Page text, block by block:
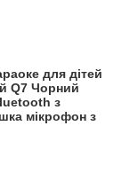
для дітей
Q7 Чорний
з
мікрофон з